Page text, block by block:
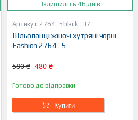
Залишилось 46 днів
2764_5black_37
Шльопанці жіночі хутряні чорні
Fashion 2764_5
580 ₴ 480 ₴
Готово до відправки
Купити